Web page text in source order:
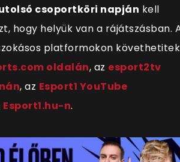
csoportköri napján kell
hogy helyük van a rájátszásban.
platformokon követhetitek
oldalán, az esport2tv
, az Esport1 YouTube
Esport1.hu-n.